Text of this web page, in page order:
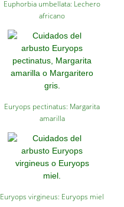
Euphorbia umbellata: Lechero
africano
Euryops pectinatus: Margarita
amarilla
Euryops virgineus: Euryops miel